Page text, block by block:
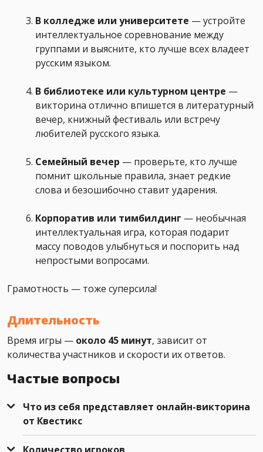
В колледже или университете — устройте
интеллектуальное соревнование между
группами и выясните, кто лучше всех владеет
русским языком.
В библиотеке или культурном центре —
викторина отлично впишется в литературный
вечер, книжный фестиваль или встречу
любителей русского языка.
Семейный вечер — проверьте, кто лучше
помнит школьные правила, знает редкие
слова и безошибочно ставит ударения.
Корпоратив или тимбилдинг — необычная
интеллектуальная игра, которая подарит
массу поводов улыбнуться и поспорить над
непростыми вопросами.
Грамотность — тоже суперсила!
Длительность
Время игры — около 45 минут, зависит от
количества участников и скорости их ответов.
Частые вопросы
Что из себя представляет онлайн-викторина
от Квестикс